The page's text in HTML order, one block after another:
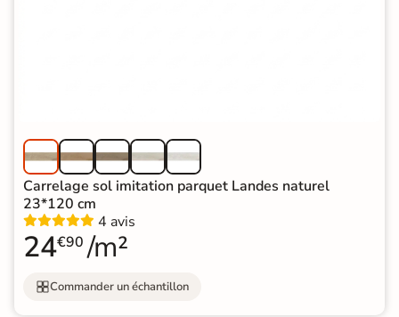
Carrelage sol imitation parquet Landes naturel
23*120 cm
4 avis
24€90 /m²
Commander un échantillon